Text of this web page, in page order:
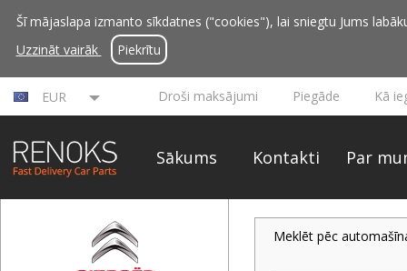
Šī mājaslapa izmanto sīkdatnes ("cookies"), lai sniegtu Jums
Uzzināt vairāk
Piekrītu
EUR Droši maksājumi Piegāde Kā
Sākums Kontakti Par
Meklēt pēc